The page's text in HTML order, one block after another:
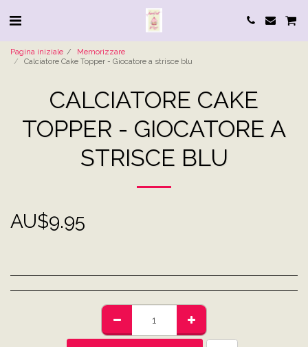
Pagina iniziale
Memorizzare
Calciatore Cake Topper - Giocatore a strisce blu
CALCIATORE CAKE
TOPPER - GIOCATORE A
STRISCE BLU
AU$9.95